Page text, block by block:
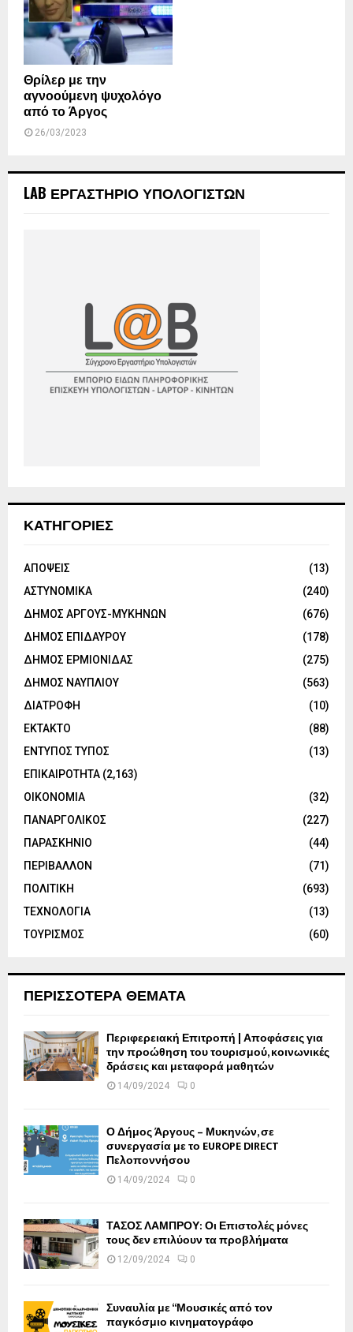
Θρίλερ με την
αγνοούμενη ψυχολόγο
από το Άργος
26/03/2023
LAB ΕΡΓΑΣΤΗΡΙΟ ΥΠΟΛΟΓΙΣΤΩΝ
ΚΑΤΗΓΟΡΙΕΣ
ΑΠΟΨΕΙΣ
(13)
ΑΣΤΥΝΟΜΙΚΑ
(240)
ΔΗΜΟΣ ΑΡΓΟΥΣ-ΜΥΚΗΝΩΝ
(676)
ΔΗΜΟΣ ΕΠΙΔΑΥΡΟΥ
(178)
ΔΗΜΟΣ ΕΡΜΙΟΝΙΔΑΣ
(275)
ΔΗΜΟΣ ΝΑΥΠΛΙΟΥ
(563)
ΔΙΑΤΡΟΦΗ
(10)
ΕΚΤΑΚΤΟ
(88)
ΕΝΤΥΠΟΣ ΤΥΠΟΣ
(13)
ΕΠΙΚΑΙΡΟΤΗΤΑ (2,163)
ΟΙΚΟΝΟΜΙΑ
(32)
ΠΑΝΑΡΓΟΛΙΚΟΣ
(227)
ΠΑΡΑΣΚΗΝΙΟ
(44)
ΠΕΡΙΒΑΛΛΟΝ
(71)
ΠΟΛΙΤΙΚΗ
(693)
ΤΕΧΝΟΛΟΓΙΑ
(13)
ΤΟΥΡΙΣΜΟΣ
(60)
ΠΕΡΙΣΣΟΤΕΡΑ ΘΕΜΑΤΑ
Περιφερειακή Επιτροπή | Αποφάσεις για
την προώθηση του τουρισμού, κοινωνικές
δράσεις και μεταφορά μαθητών
14/09/2024 0
Ο Δήμος Άργους – Μυκηνών, σε
συνεργασία με το EUROPE DIRECT
Πελοποννήσου
14/09/2024 0
ΤΑΣΟΣ ΛΑΜΠΡΟΥ: Οι Επιστολές μόνες
τους δεν επιλύουν τα προβλήματα
12/09/2024 0
Συναυλία με “Μουσικές από τον
παγκόσμιο κινηματογράφο